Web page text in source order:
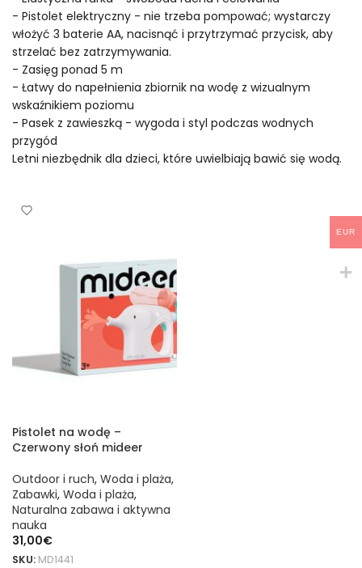
- Pistolet elektryczny - nie trzeba pompować; wystarczy
włożyć 3 baterie AA, nacisnąć i przytrzymać przycisk, aby
strzelać bez zatrzymywania.
- Zasięg ponad 5 m
- Łatwy do napełnienia zbiornik na wodę z wizualnym
wskaźnikiem poziomu
- Pasek z zawieszką - wygoda i styl podczas wodnych
przygód
Letni niezbędnik dla dzieci, które uwielbiają bawić się wodą.
Pistolet na wodę –
Czerwony słoń mideer
Outdoor i ruch, Woda i plaża,
Zabawki, Woda i plaża,
Naturalna zabawa i aktywna
nauka
31,00€
SKU: MD1441
EUR